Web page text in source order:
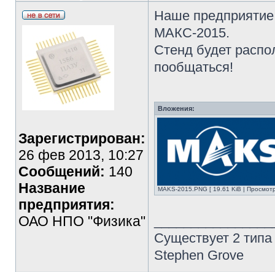
Зарегистрирован:
26 фев 2013, 10:27
Сообщений: 140
Название
предприятия:
ОАО НПО "Физика"
Наше
МАКС-2015.
Стенд будет
пообщаться!
Вложения:
MAKS-2015.PNG [ 19.61 KiB |
Существует 2
Stephen Grove